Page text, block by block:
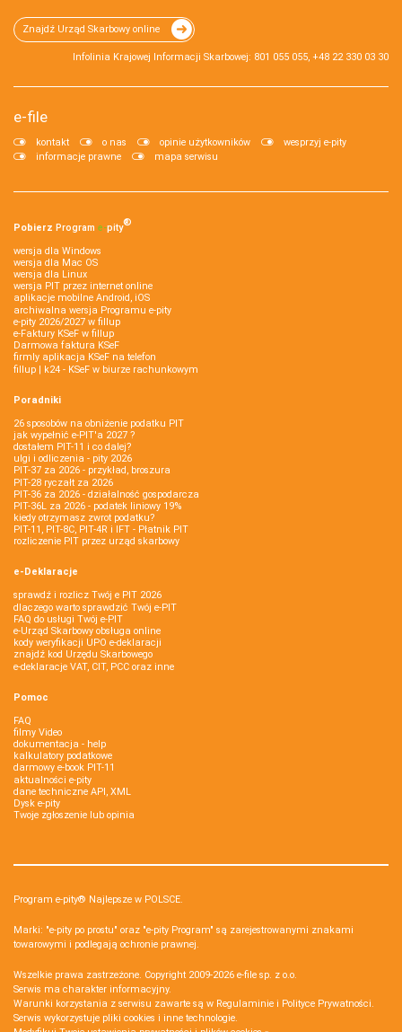
Znajdź Urząd Skarbowy online
Infolinia Krajowej Informacji Skarbowej: 801 055 055, +48 22 330 03 30
e-file
kontakt o nas opinie użytkowników
wesprzyj e-pity
informacje prawne
mapa serwisu
Pobierz Program e‑pity®
wersja dla Windows
wersja dla Mac OS
wersja dla Linux
wersja PIT przez internet online
aplikacje mobilne Android, iOS
archiwalna wersja Programu e-pity
e-pity 2026/2027 w fillup
e‑Faktury KSeF w fillup
Darmowa faktura KSeF
firmly aplikacja KSeF na telefon
fillup | k24 - KSeF w biurze rachunkowym
Poradniki
26 sposobów na obniżenie podatku PIT
jak wypełnić e-PIT'a 2027 ?
dostałem PIT-11 i co dalej?
ulgi i odliczenia - pity 2026
PIT-37 za 2026 - przykład, broszura
PIT-28 ryczałt za 2026
PIT-36 za 2026 - działalność gospodarcza
PIT-36L za 2026 - podatek liniowy 19%
kiedy otrzymasz zwrot podatku?
PIT-11, PIT-8C, PIT-4R i IFT - Płatnik PIT
rozliczenie PIT przez urząd skarbowy
e-Deklaracje
sprawdź i rozlicz Twój e PIT 2026
dlaczego warto sprawdzić Twój e-PIT
FAQ do usługi Twój e-PIT
e-Urząd Skarbowy obsługa online
kody weryfikacji UPO e-deklaracji
znajdź kod Urzędu Skarbowego
e-deklaracje VAT, CIT, PCC oraz inne
Pomoc
FAQ
filmy Video
dokumentacja - help
kalkulatory podatkowe
darmowy e-book PIT-11
aktualności e-pity
dane techniczne API, XML
Dysk e-pity
Twoje zgłoszenie lub opinia
Program e-pity® Najlepsze w POLSCE.
Marki: "e-pity po prostu" oraz "e-pity Program" są zarejestrowanymi znakami
towarowymi i podlegają ochronie prawnej.
Wszelkie prawa zastrzeżone. Copyright 2009-2026 e-file sp. z o.o.
Serwis ma charakter informacyjny.
Warunki korzystania z serwisu zawarte są w Regulaminie i Polityce Prywatności.
Serwis wykorzystuje pliki cookies i inne technologie.